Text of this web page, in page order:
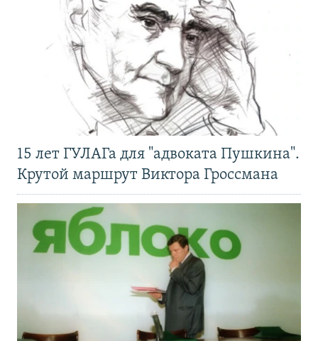
15 лет ГУЛАГа для "адвоката Пушкина".
Крутой маршрут Виктора Гроссмана